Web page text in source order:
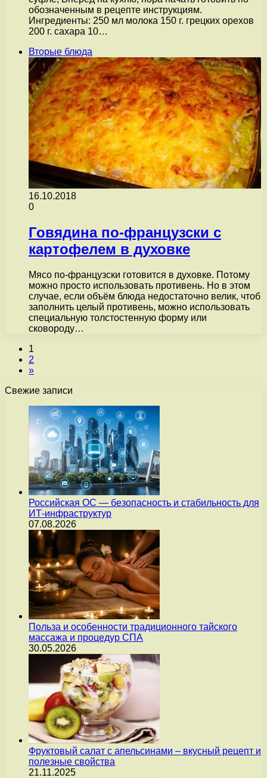
обозначенным в рецепте инструкциям.
Ингредиенты: 250 мл молока 150 г. грецких орехов
200 г. сахара 10…
Вторые блюда
16.10.2018
0
Говядина по-французски с
картофелем в духовке
Мясо по-французски готовится в духовке. Потому
можно просто использовать противень. Но в этом
случае, если объём блюда недостаточно велик, чтоб
заполнить целый противень, можно использовать
специальную толстостенную форму или
сковороду…
1
2
»
Свежие записи
Российская ОС — безопасность и стабильность для
ИТ-инфраструктур
07.08.2026
Польза и особенности традиционного тайского
массажа и процедур СПА
30.05.2026
Фруктовый салат с апельсинами – вкусный рецепт и
полезные свойства
21.11.2025